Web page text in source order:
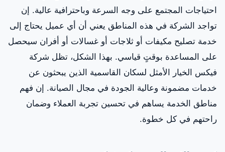
احتياجات المجتمع على وجه السرعة وباحترافية عالية. إن
تواجد الشركة في هذه المناطق يعني أن أي عميل يحتاج إلى
خدمة تصليح مكيفات أو ثلاجات أو غسالات أو أفران سيحصل
على المساعدة بوقتٍ قياسي. بهذا الشكل، تظل شركة
فيكس الخيار الأمثل لسكان القاسمية الذين يبحثون عن
خدمات مضمونة وعالية الجودة في مجال الصيانة. إن فهم
مناطق الخدمة يساهم في تحسين تجربة العملاء وضمان
راحتهم في كل خطوة.